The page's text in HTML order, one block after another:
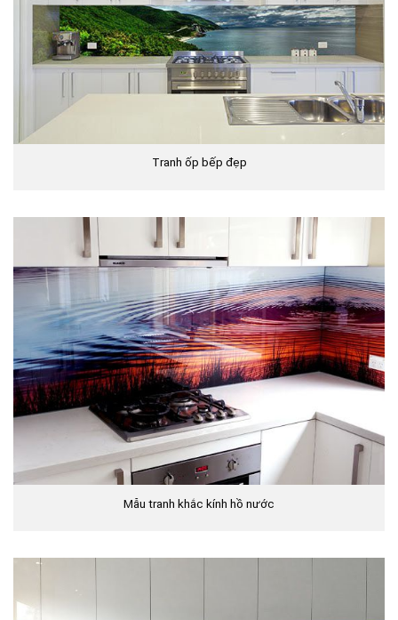
Tranh ốp bếp đẹp
Mẫu tranh khắc kính hồ nước